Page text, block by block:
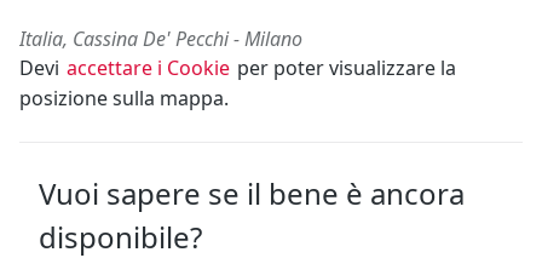
Italia, Cassina De' Pecchi - Milano
Devi accettare i Cookie per poter visualizzare la
posizione sulla mappa.
Vuoi sapere se il bene è ancora
disponibile?